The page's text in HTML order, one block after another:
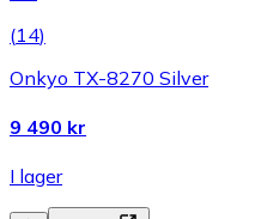
(14)
Onkyo TX-8270 Silver
9 490 kr
I lager